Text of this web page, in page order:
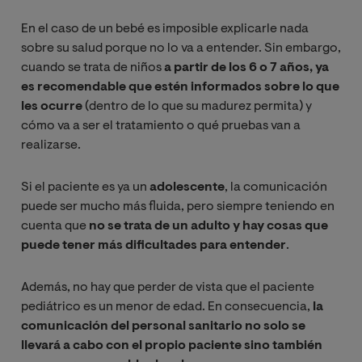
En el caso de un bebé es imposible explicarle nada
sobre su salud porque no lo va a entender. Sin embargo,
cuando se trata de niñosa partir de los 6 o 7 años, ya
es recomendable que estén informados sobre lo que
les ocurre (dentro de lo que su madurez permita) y
cómo va a ser el tratamiento o qué pruebas van a
realizarse.
Si el paciente es ya un adolescente, la comunicación
puede ser mucho más fluida, pero siempre teniendo en
cuenta que no se trata de un adulto y hay cosas que
puede tener más dificultades para entender.
Además, no hay que perder de vista que el paciente
pediátrico es un menor de edad. En consecuencia, la
comunicación del personal sanitario no solo se
llevará a cabo con el propio paciente sino también